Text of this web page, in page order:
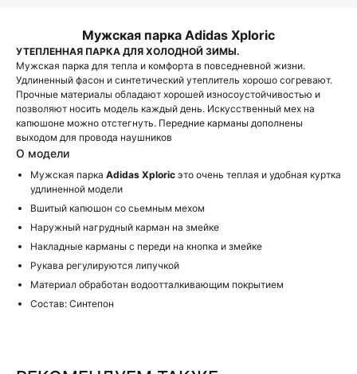
Мужская парка Adidas Xploric
УТЕПЛЕННАЯ ПАРКА ДЛЯ ХОЛОДНОЙ ЗИМЫ.
Мужская парка для тепла и комфорта в повседневной жизни.
Удлиненный фасон и синтетический утеплитель хорошо согревают.
Прочные материалы обладают хорошей износоустойчивостью и
позволяют носить модель каждый день. Искусственный мех на
капюшоне можно отстегнуть. Передние карманы дополнены
выходом для провода наушников
О модели
Мужская парка Adidas Xploric это очень теплая и удобная куртка
удлиненной модели
Вшитый капюшон со сьемным мехом
Наружный нагрудный карман на змейке
Накладные карманы с переди на кнопка и змейке
Рукава регулируются липучкой
Материал обработан водоотталкивающим покрытием
Состав: Синтепон